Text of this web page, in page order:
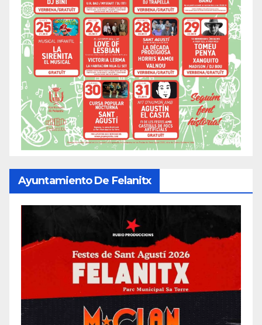
Ayuntamiento De Felanitx